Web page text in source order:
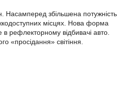
Насамперед збільшена потужність
місцях. Нова форма
рефлекторному відбивачі авто.
«просідання» світіння.